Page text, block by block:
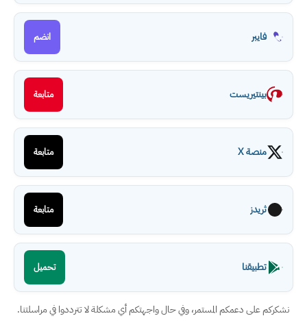
فايبر انضم
بينتيريست متابعة
منصة X متابعة
ثريدز متابعة
تطبيقنا تحميل
نشكركم على دعمكم المستمر، وفي حال واجهتكم أي مشكلة لا تترددوا في مراسلتنا.